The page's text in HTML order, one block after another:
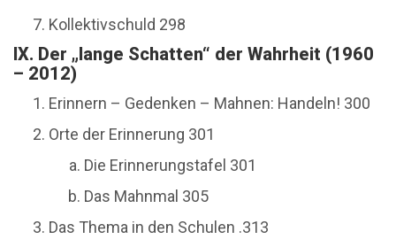
Kollektivschuld 298
IX. Der „lange Schatten“ der Wahrheit (1960
– 2012)
Erinnern – Gedenken – Mahnen: Handeln! 300
Orte der Erinnerung 301
Die Erinnerungstafel 301
Das Mahnmal 305
Das Thema in den Schulen .313